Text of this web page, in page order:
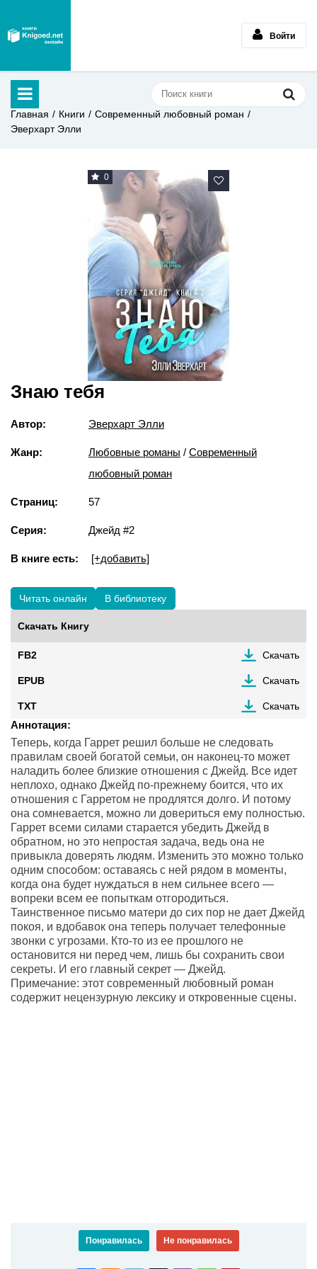
Войти
Главная Книги
Современный любовный роман
Эверхарт Элли
0
Знаю тебя
Автор: Эверхарт Элли
Жанр: Любовные романы / Современный
любовный роман
Страниц: 57
Серия: Джейд #2
В книге есть: [+добавить]
Читать онлайн В библиотеку
Скачать Книгу
FB2 Скачать
EPUB Скачать
TXT Скачать
Аннотация:
Теперь, когда Гаррет решил больше не следовать
правилам своей богатой семьи, он наконец-то может
наладить более близкие отношения с Джейд. Все идет
неплохо, однако Джейд по-прежнему боится, что их
отношения с Гарретом не продлятся долго. И потому
она сомневается, можно ли довериться ему полностью.
Гаррет всеми силами старается убедить Джейд в
обратном, но это непростая задача, ведь она не
привыкла доверять людям. Изменить это можно только
одним способом: оставаясь с ней рядом в моменты,
когда она будет нуждаться в нем сильнее всего —
вопреки всем ее попыткам отгородиться.
Таинственное письмо матери до сих пор не дает Джейд
покоя, и вдобавок она теперь получает телефонные
звонки с угрозами. Кто-то из ее прошлого не
остановится ни перед чем, лишь бы сохранить свои
секреты. И его главный секрет — Джейд.
Примечание: этот современный любовный роман
содержит нецензурную лексику и откровенные сцены.
Понравилась Не понравилась